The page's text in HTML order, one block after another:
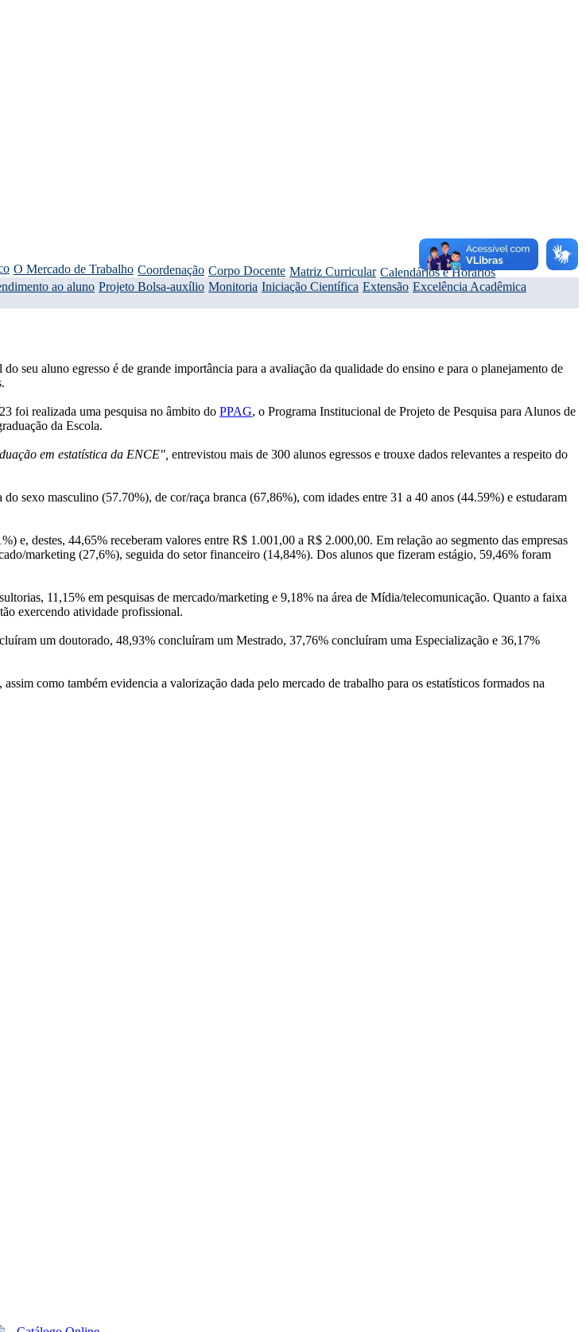
O Mercado de Trabalho Coordenação Corpo Docente Matriz Curricular Calendários e Horários
ao aluno Projeto Bolsa-auxílio Monitoria Iniciação Científica Extensão Excelência Acadêmica
seu aluno egresso é de grande importância para a avaliação da qualidade do ensino e para o planejamento de
foi realizada uma pesquisa no âmbito do PPAG, o Programa Institucional de Projeto de Pesquisa para Alunos de
da Escola.
em estatística da ENCE", entrevistou mais de 300 alunos egressos e trouxe dados relevantes a respeito do
sexo masculino (57.70%), de cor/raça branca (67,86%), com idades entre 31 a 40 anos (44.59%) e estudaram
e, destes, 44,65% receberam valores entre R$ 1.001,00 a R$ 2.000,00. Em relação ao segmento das empresas
marketing (27,6%), seguida do setor financeiro (14,84%). Dos alunos que fizeram estágio, 59,46% foram
11,15% em pesquisas de mercado/marketing e 9,18% na área de Mídia/telecomunicação. Quanto a faixa
exercendo atividade profissional.
um doutorado, 48,93% concluíram um Mestrado, 37,76% concluíram uma Especialização e 36,17%
como também evidencia a valorização dada pelo mercado de trabalho para os estatísticos formados na